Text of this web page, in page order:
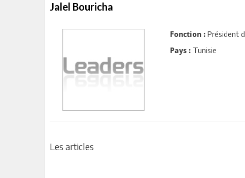
Jalel Bouricha
Fonction : Président
Pays : Tunisie
Les articles